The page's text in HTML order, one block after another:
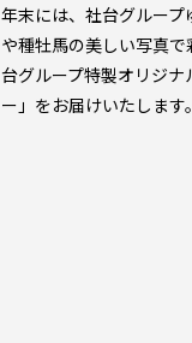
年末には、社台グループ
や種牡馬の美しい写真で
台グループ特製オリジナ
ー」をお届けいたします。